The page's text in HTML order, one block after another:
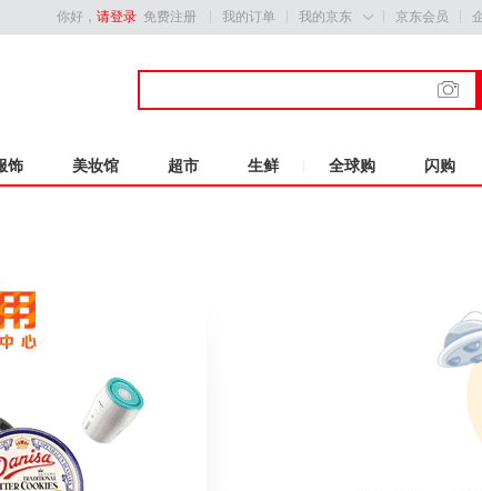
你好， 请登录 免费注册 我的订单 我的京东  京东会员
饰 美妆馆 超市 生鲜 全球购 闪购